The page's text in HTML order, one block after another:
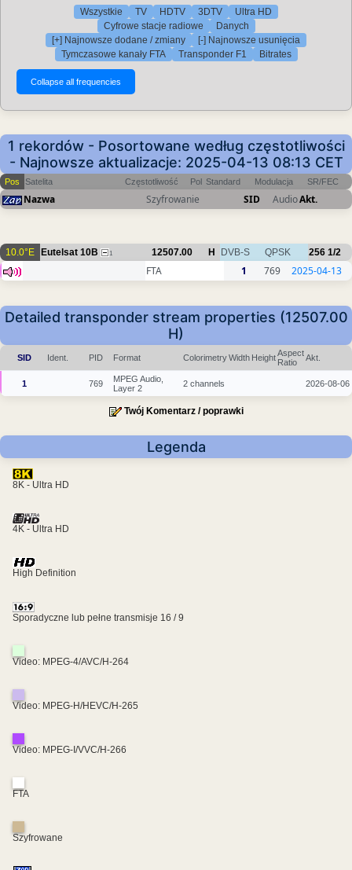
Wszystkie TV HDTV 3DTV
Ultra HD
Cyfrowe stacje radiowe
Danych
[+] Najnowsze dodane / zmiany
[-] Najnowsze usunięcia
Tymczasowe kanały FTA
Transponder F1 Bitrates
1 rekordów - Posortowane według częstotliwości
- Najnowsze aktualizacje: 2025-04-13 08:13 CET
Pos Satelita Częstotliwość Pol Standard Modulacja SR/FEC
Nazwa Szyfrowanie SID AudioAkt.
10.0°E Eutelsat 10B 1 12507.00 H DVB-S QPSK 256 1/2
FTA 1 769 2025-04-13
Detailed transponder stream properties (12507.00
H)
SID Ident. PID Format ColorimetryWidth HeightAspect
Ratio
Akt.
1 769
MPEG Audio,
Layer 2
2 channels 2026-08-06
Twój Komentarz / poprawki
Legenda
8K - Ultra HD
4K - Ultra HD
High Definition
Sporadyczne lub pełne transmisje 16 / 9
Video: MPEG-4/AVC/H-264
Video: MPEG-H/HEVC/H-265
Video: MPEG-I/VVC/H-266
FTA
Szyfrowane